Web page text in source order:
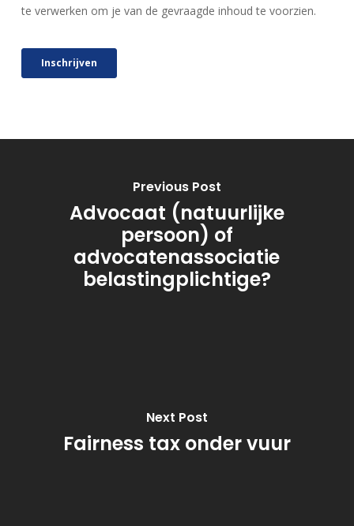
Previous Post
Advocaat (natuurlijke
persoon) of
advocatenassociatie
belastingplichtige?
Next Post
Fairness tax onder vuur